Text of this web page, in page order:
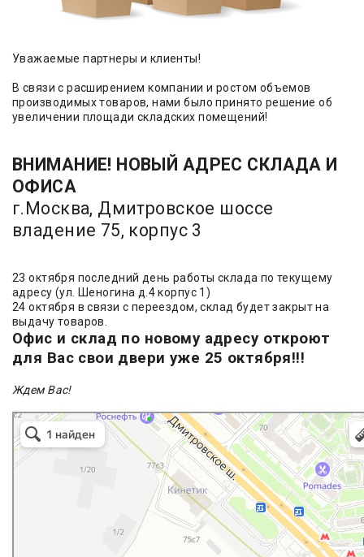
Уважаемые партнеры и клиенты!
В связи с расширением компании и ростом объемов
производимых товаров, нами было принято решение об
увеличении площади складских помещений!
ВНИМАНИЕ! НОВЫЙ АДРЕС СКЛАДА И
ОФИСА
г.Москва, Дмитровское шоссе
владение 75, корпус 3
23 октября последний день работы склада по текущему
адресу (ул. Шеногина д.4 корпус 1)
24 октября в связи с переездом, склад будет закрыт на
выдачу товаров.
Офис и склад по новому адресу откроют
для Вас свои двери уже 25 октября!!!
Ждем Вас!